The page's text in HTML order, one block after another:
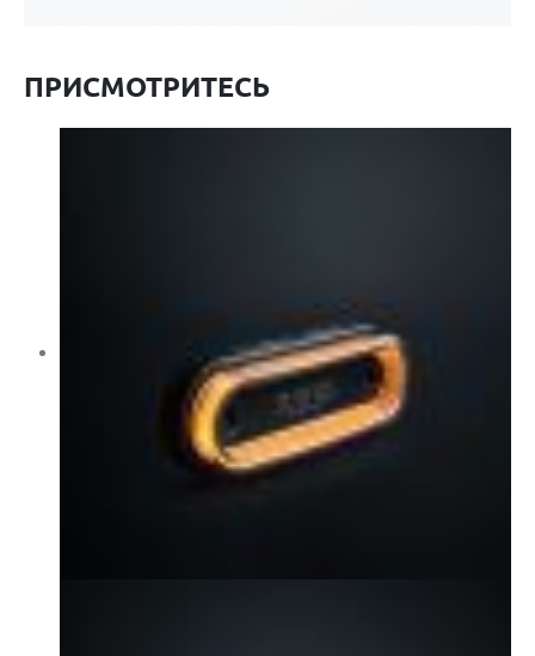
ПРИСМОТРИТЕСЬ